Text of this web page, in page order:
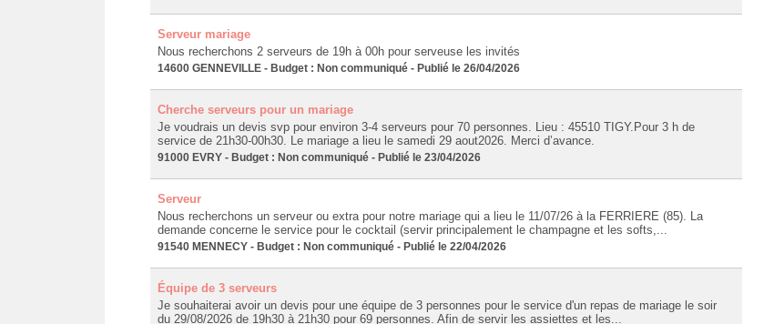
Serveur mariage
Nous recherchons 2 serveurs de 19h à 00h pour serveuse les invités
14600 GENNEVILLE - Budget : Non communiqué - Publié le 26/04/2026
Cherche serveurs pour un mariage
Je voudrais un devis svp pour environ 3-4 serveurs pour 70 personnes. Lieu : 45510 TIGY.Pour 3 h de
service de 21h30-00h30. Le mariage a lieu le samedi 29 aout2026. Merci d’avance.
91000 EVRY - Budget : Non communiqué - Publié le 23/04/2026
Serveur
Nous recherchons un serveur ou extra pour notre mariage qui a lieu le 11/07/26 à la FERRIERE (85). La
demande concerne le service pour le cocktail (servir principalement le champagne et les softs,...
91540 MENNECY - Budget : Non communiqué - Publié le 22/04/2026
Équipe de 3 serveurs
Je souhaiterai avoir un devis pour une équipe de 3 personnes pour le service d'un repas de mariage le soir
du 29/08/2026 de 19h30 à 21h30 pour 69 personnes. Afin de servir les assiettes et les...